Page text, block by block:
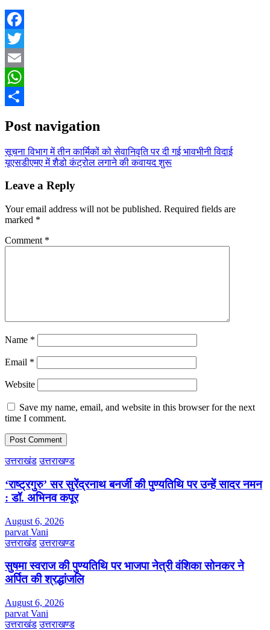
Facebook
Twitter
Email
WhatsApp
Post navigation
सूचना विभाग में तीन कार्मिकों को सेवानिवृति पर दी गई भावभीनी विदाई
यूएसडीएमए में शैडो कंट्रोल लगाने की कवायद शुरू
Leave a Reply
Your email address will not be published. Required fields are
marked *
Comment *
Name *
Email *
Website
Save my name, email, and website in this browser for the next
time I comment.
उत्तराखंड उत्तराखण्ड
‘राष्ट्रगुरु’ सर सुरेंद्रनाथ बनर्जी की पुण्यतिथि पर उन्हें सादर नमन
: डॉ. अभिनव कपूर
August 6, 2026
parvat Vani
उत्तराखंड उत्तराखण्ड
सुषमा स्वराज की पुण्यतिथि पर भाजपा नेत्री वंशिका सोनकर ने
अर्पित की श्रद्धांजलि
August 6, 2026
parvat Vani
उत्तराखंड उत्तराखण्ड